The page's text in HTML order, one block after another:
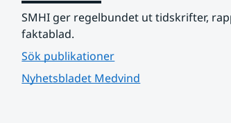
SMHI ger regelbundet ut tidskrifter,
faktablad.
Sök publikationer
Nyhetsbladet Medvind